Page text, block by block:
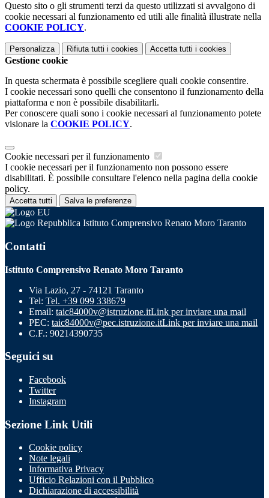
Questo sito o gli strumenti terzi da questo utilizzati si avvalgono di
cookie necessari al funzionamento ed utili alle finalità illustrate nella
COOKIE POLICY.
Personalizza Rifiuta tutti i cookies Accetta tutti i cookies
Gestione cookie
In questa schermata è possibile scegliere quali cookie consentire.
I cookie necessari sono quelli che consentono il funzionamento della
piattaforma e non è possibile disabilitarli.
Per conoscere quali sono i cookie necessari al funzionamento potete
visionare la COOKIE POLICY.
Cookie necessari per il funzionamento
I cookie necessari per il funzionamento non possono essere
disabilitati. È possibile consultare l'elenco nella pagina della cookie
policy.
Accetta tutti Salva le preferenze
Istituto Comprensivo Renato Moro Taranto
Contatti
Istituto Comprensivo Renato Moro Taranto
Via Lazio, 27 - 74121 Taranto
Tel: Tel. +39 099 338679
Email: taic84000v@istruzione.itLink per inviare una mail
PEC: taic84000v@pec.istruzione.itLink per inviare una mail
C.F.: 90214390735
Seguici su
Facebook
Twitter
Instagram
Sezione Link Utili
Cookie policy
Note legali
Informativa Privacy
Ufficio Relazioni con il Pubblico
Dichiarazione di accessibilità